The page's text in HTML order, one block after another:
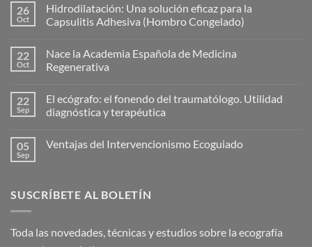
26
Oct
Hidrodilatación: Una solución eficaz para la
Capsulitis Adhesiva (Hombro Congelado)
comentarios
en
Hidrodilatación:
eficaz
para
la
(Hombro
Congelado)
22
Oct
Nace la Academia Española de Medicina
Regenerativa
comentarios
en
Nace
Española
22
Sep
El ecógrafo: el fonendo del traumatólogo. Utilidad
diagnóstica y terapéutica
comentarios
fonendo
del
y
05
Sep
Ventajas del Intervencionismo Ecoguiado
Ventajas
SUSCRÍBETE AL BOLETÍN
Toda las novedades, técnicas y estudios sobre la ecografía